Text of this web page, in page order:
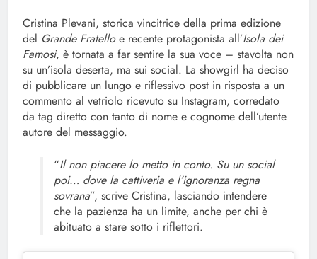
Cristina Plevani, storica vincitrice della prima edizione
del Grande Fratelloe recente protagonista all’Isola dei
Famosi, è tornata a far sentire la sua voce – stavolta non
su un’isola deserta, ma sui social. La showgirl ha deciso
di pubblicare un lungo e riflessivo post in risposta a un
commento al vetriolo ricevuto su Instagram, corredato
da tag diretto con tanto di nome e cognome dell’utente
autore del messaggio.
“Il non piacere lo metto in conto. Su un social
poi… dove la cattiveria e l’ignoranza regna
sovrana”, scrive Cristina, lasciando intendere
che la pazienza ha un limite, anche per chi è
abituato a stare sotto i riflettori.